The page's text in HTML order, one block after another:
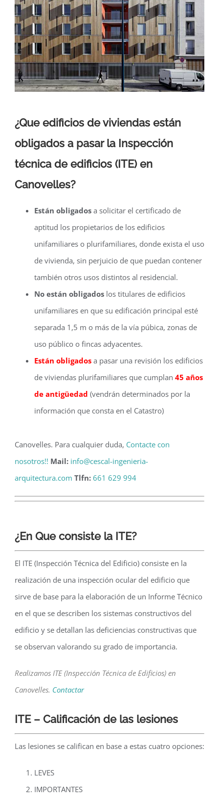
¿Que edificios de viviendas están
obligados a pasar la Inspección
técnica de edificios (ITE) en
Canovelles?
Están obligados a solicitar el certificado de
aptitud los propietarios de los edificios
unifamiliares o plurifamiliares, donde exista el uso
de vivienda, sin perjuicio de que puedan contener
también otros usos distintos al residencial.
No están obligados los titulares de edificios
unifamiliares en que su edificación principal esté
separada 1,5 m o más de la vía púbica, zonas de
uso público o fincas adyacentes.
Están obligados a pasar una revisión los edificios
de viviendas plurifamiliares que cumplan 45 años
de antigüedad (vendrán determinados por la
información que consta en el Catastro)
Canovelles. Para cualquier duda, Contacte con
nosotros!! Mail: info@cescal-ingenieria-
arquitectura.com Tlfn: 661 629 994
¿En Que consiste la ITE?
El ITE (Inspección Técnica del Edificio) consiste en la
realización de una inspección ocular del edificio que
sirve de base para la elaboración de un Informe Técnico
en el que se describen los sistemas constructivos del
edificio y se detallan las deficiencias constructivas que
se observan valorando su grado de importancia.
Realizamos ITE (Inspección Técnica de Edificios) en
Canovelles. Contactar
ITE – Calificación de las lesiones
Las lesiones se califican en base a estas cuatro opciones:
LEVES
IMPORTANTES